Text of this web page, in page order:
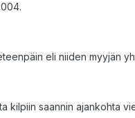
eli niiden myyjän
kilpiin saannin ajankohta